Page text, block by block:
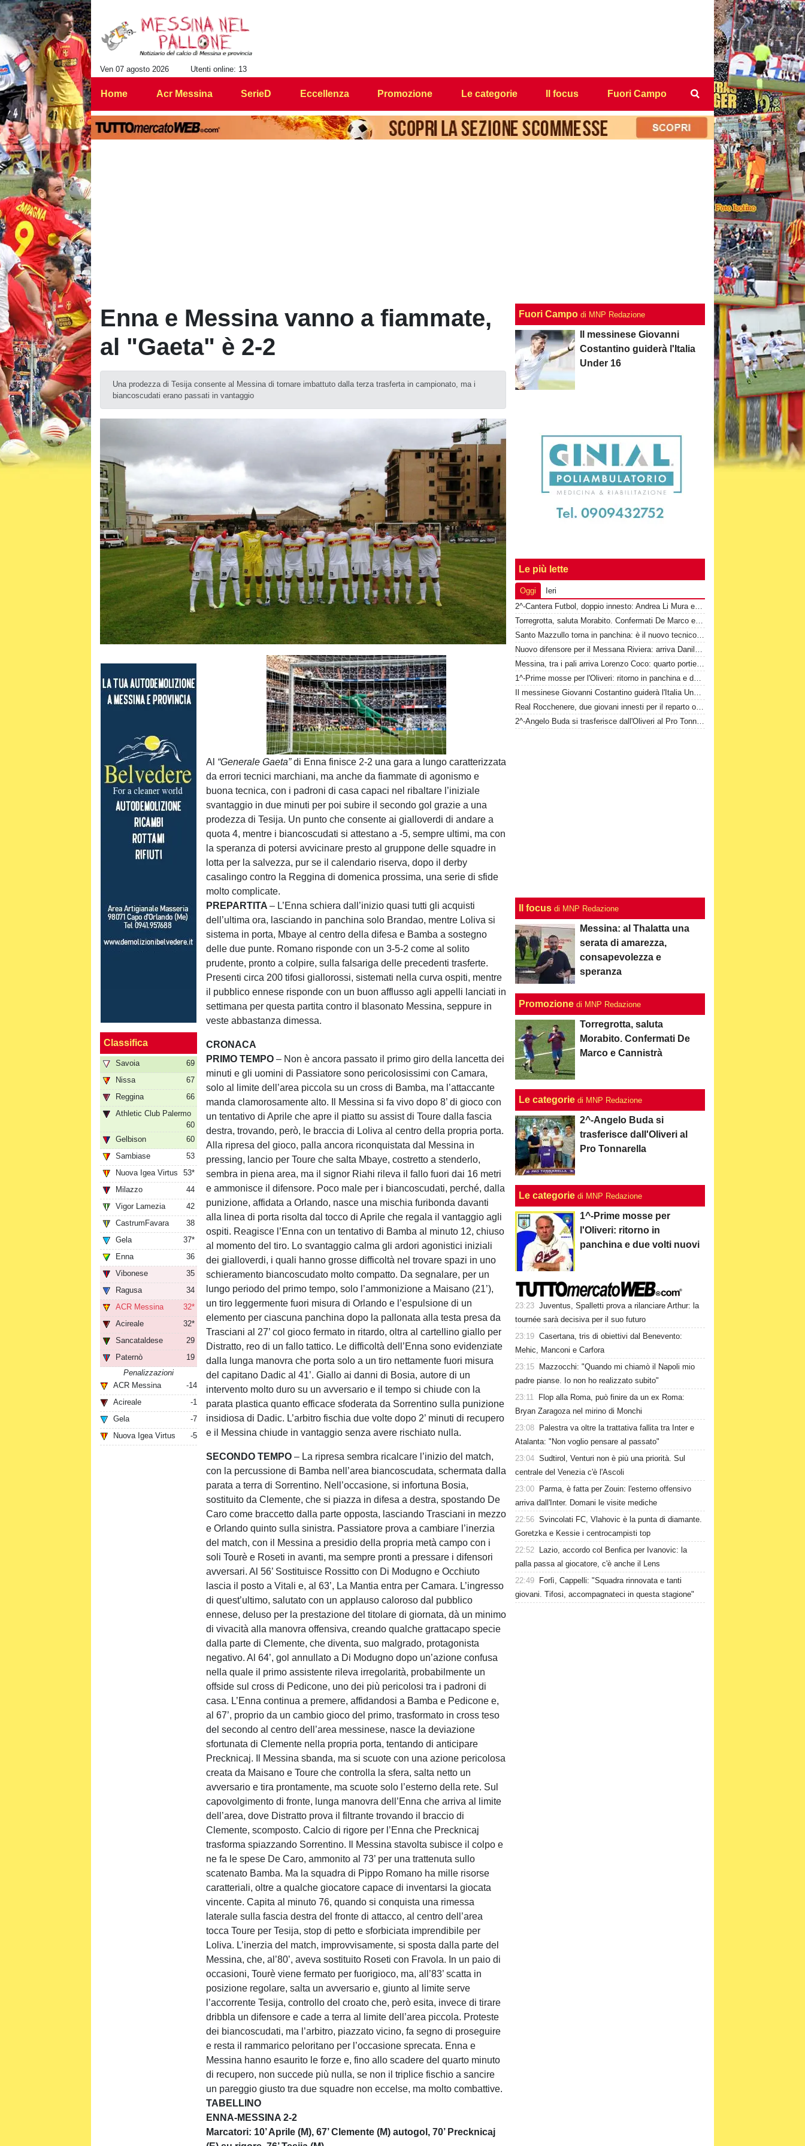
Ven 07 agosto 2026 Utenti online: 13
Home Acr Messina SerieD Eccellenza Promozione Le categorie Il focus Fuori Campo
Enna e Messina vanno a fiammate,
al "Gaeta" è 2-2
Una prodezza di Tesija consente al Messina di tornare imbattuto dalla terza trasferta in campionato, ma i
biancoscudati erano passati in vantaggio
Classifica
Savoia
69
Nissa
67
Reggina
66
Athletic Club Palermo
60
Gelbison
60
Sambiase
53
Nuova Igea Virtus
53*
Milazzo
44
Vigor Lamezia
42
CastrumFavara
38
Gela
37*
Enna
36
Vibonese
35
Ragusa
34
ACR Messina
32*
Acireale
32*
Sancataldese
29
Paternò
19
Penalizzazioni
ACR Messina
-14
Acireale
-1
Gela
-7
Nuova Igea Virtus
-5
Unmute
Loaded:
100.00%
Al “Generale Gaeta”di Enna finisce 2-2 una gara a lungo caratterizzata
da errori tecnici marchiani, ma anche da fiammate di agonismo e
buona tecnica, con i padroni di casa capaci nel ribaltare l’iniziale
svantaggio in due minuti per poi subire il secondo gol grazie a una
prodezza di Tesija. Un punto che consente ai gialloverdi di andare a
quota 4, mentre i biancoscudati si attestano a -5, sempre ultimi, ma con
la speranza di potersi avvicinare presto al gruppone delle squadre in
lotta per la salvezza, pur se il calendario riserva, dopo il derby
casalingo contro la Reggina di domenica prossima, una serie di sfide
molto complicate.
PREPARTITA– L’Enna schiera dall’inizio quasi tutti gli acquisti
dell’ultima ora, lasciando in panchina solo Brandao, mentre Loliva si
sistema in porta, Mbaye al centro della difesa e Bamba a sostegno
delle due punte. Romano risponde con un 3-5-2 come al solito
prudente, pronto a colpire, sulla falsariga delle precedenti trasferte.
Presenti circa 200 tifosi giallorossi, sistemati nella curva ospiti, mentre
il pubblico ennese risponde con un buon afflusso agli appelli lanciati in
settimana per questa partita contro il blasonato Messina, seppure in
veste abbastanza dimessa.
CRONACA
PRIMO TEMPO – Non è ancora passato il primo giro della lancetta dei
minuti e gli uomini di Passiatore sono pericolosissimi con Camara,
solo al limite dell’area piccola su un cross di Bamba, ma l’attaccante
manda clamorosamente alto. Il Messina si fa vivo dopo 8’ di gioco con
un tentativo di Aprile che apre il piatto su assist di Toure dalla fascia
destra, trovando, però, le braccia di Loliva al centro della propria porta.
Alla ripresa del gioco, palla ancora riconquistata dal Messina in
pressing, lancio per Toure che salta Mbaye, costretto a stenderlo,
sembra in piena area, ma il signor Riahi rileva il fallo fuori dai 16 metri
e ammonisce il difensore. Poco male per i biancoscudati, perché, dalla
punizione, affidata a Orlando, nasce una mischia furibonda davanti
alla linea di porta risolta dal tocco di Aprile che regala il vantaggio agli
ospiti. Reagisce l’Enna con un tentativo di Bamba al minuto 12, chiuso
al momento del tiro. Lo svantaggio calma gli ardori agonistici iniziali
dei gialloverdi, i quali hanno grosse difficoltà nel trovare spazi in uno
schieramento biancoscudato molto compatto. Da segnalare, per un
lungo periodo del primo tempo, solo l’ammonizione a Maisano (21’),
un tiro leggermente fuori misura di Orlando e l’espulsione di un
elemento per ciascuna panchina dopo la pallonata alla testa presa da
Trasciani al 27’ col gioco fermato in ritardo, oltra al cartellino giallo per
Distratto, reo di un fallo tattico. Le difficoltà dell’Enna sono evidenziate
dalla lunga manovra che porta solo a un tiro nettamente fuori misura
del capitano Dadic al 41’. Giallo ai danni di Bosia, autore di un
intervento molto duro su un avversario e il tempo si chiude con la
parata plastica quanto efficace sfoderata da Sorrentino sulla punizione
insidiosa di Dadic. L’arbitro fischia due volte dopo 2’ minuti di recupero
e il Messina chiude in vantaggio senza avere rischiato nulla.
SECONDO TEMPO – La ripresa sembra ricalcare l’inizio del match,
con la percussione di Bamba nell’area biancoscudata, schermata dalla
parata a terra di Sorrentino. Nell’occasione, si infortuna Bosia,
sostituito da Clemente, che si piazza in difesa a destra, spostando De
Caro come braccetto dalla parte opposta, lasciando Trasciani in mezzo
e Orlando quinto sulla sinistra. Passiatore prova a cambiare l’inerzia
del match, con il Messina a presidio della propria metà campo con i
soli Tourè e Roseti in avanti, ma sempre pronti a pressare i difensori
avversari. Al 56’ Sostituisce Rossitto con Di Modugno e Occhiuto
lascia il posto a Vitali e, al 63’, La Mantia entra per Camara. L’ingresso
di quest’ultimo, salutato con un applauso caloroso dal pubblico
ennese, deluso per la prestazione del titolare di giornata, dà un minimo
di vivacità alla manovra offensiva, creando qualche grattacapo specie
dalla parte di Clemente, che diventa, suo malgrado, protagonista
negativo. Al 64’, gol annullato a Di Modugno dopo un’azione confusa
nella quale il primo assistente rileva irregolarità, probabilmente un
offside sul cross di Pedicone, uno dei più pericolosi tra i padroni di
casa. L’Enna continua a premere, affidandosi a Bamba e Pedicone e,
al 67’, proprio da un cambio gioco del primo, trasformato in cross teso
del secondo al centro dell’area messinese, nasce la deviazione
sfortunata di Clemente nella propria porta, tentando di anticipare
Precknicaj. Il Messina sbanda, ma si scuote con una azione pericolosa
creata da Maisano e Toure che controlla la sfera, salta netto un
avversario e tira prontamente, ma scuote solo l’esterno della rete. Sul
capovolgimento di fronte, lunga manovra dell’Enna che arriva al limite
dell’area, dove Distratto prova il filtrante trovando il braccio di
Clemente, scomposto. Calcio di rigore per l’Enna che Precknicaj
trasforma spiazzando Sorrentino. Il Messina stavolta subisce il colpo e
ne fa le spese De Caro, ammonito al 73’ per una trattenuta sullo
scatenato Bamba. Ma la squadra di Pippo Romano ha mille risorse
caratteriali, oltre a qualche giocatore capace di inventarsi la giocata
vincente. Capita al minuto 76, quando si conquista una rimessa
laterale sulla fascia destra del fronte di attacco, al centro dell’area
tocca Toure per Tesija, stop di petto e sforbiciata imprendibile per
Loliva. L’inerzia del match, improvvisamente, si sposta dalla parte del
Messina, che, al’80’, aveva sostituito Roseti con Fravola. In un paio di
occasioni, Tourè viene fermato per fuorigioco, ma, all’83’ scatta in
posizione regolare, salta un avversario e, giunto al limite serve
l’accorrente Tesija, controllo del croato che, però esita, invece di tirare
dribbla un difensore e cade a terra al limite dell’area piccola. Proteste
dei biancoscudati, ma l’arbitro, piazzato vicino, fa segno di proseguire
e resta il rammarico peloritano per l’occasione sprecata. Enna e
Messina hanno esaurito le forze e, fino allo scadere del quarto minuto
di recupero, non succede più nulla, se non il triplice fischio a sancire
un pareggio giusto tra due squadre non eccelse, ma molto combattive.
TABELLINO
ENNA-MESSINA 2-2
Marcatori: 10’ Aprile (M), 67’ Clemente (M) autogol, 70’ Precknicaj
Fuori Campo di MNP Redazione
Il messinese Giovanni
Costantino guiderà l'Italia
Under 16
Le più lette
Oggi
Ieri
2^-Cantera Futbol, doppio innesto: Andrea Li Mura e Giuseppe Tomasello
Torregrotta, saluta Morabito. Confermati De Marco e Cannistrà
Santo Mazzullo torna in panchina: è il nuovo tecnico del Sant'Alessio Tre Torri
Nuovo difensore per il Messana Riviera: arriva Danilo Dama
Messina, tra i pali arriva Lorenzo Coco: quarto portiere 2008 della rosa
1^-Prime mosse per l'Oliveri: ritorno in panchina e due volti nuovi
Il messinese Giovanni Costantino guiderà l'Italia Under 16
Real Rocchenere, due giovani innesti per il reparto offensivo
2^-Angelo Buda si trasferisce dall'Oliveri al Pro Tonnarella
Il focus di MNP Redazione
Messina: al Thalatta una
serata di amarezza,
consapevolezza e
speranza
Promozione di MNP Redazione
Torregrotta, saluta
Morabito. Confermati De
Marco e Cannistrà
Le categorie di MNP Redazione
2^-Angelo Buda si
trasferisce dall'Oliveri al
Pro Tonnarella
Le categorie di MNP Redazione
1^-Prime mosse per
l'Oliveri: ritorno in
panchina e due volti nuovi
23:23 Juventus, Spalletti prova a rilanciare Arthur: la
tournée sarà decisiva per il suo futuro
23:19 Casertana, tris di obiettivi dal Benevento:
Mehic, Manconi e Carfora
23:15
Mazzocchi: "Quando mi chiamò il Napoli mio
padre pianse. Io non ho realizzato subito"
23:11
Flop alla Roma, può finire da un ex Roma:
Bryan Zaragoza nel mirino di Monchi
23:08
Palestra va oltre la trattativa fallita tra Inter e
Atalanta: "Non voglio pensare al passato"
23:04 Sudtirol, Venturi non è più una priorità. Sul
centrale del Venezia c'è l'Ascoli
23:00
Parma, è fatta per Zouin: l'esterno offensivo
arriva dall'Inter. Domani le visite mediche
22:56 Svincolati FC, Vlahovic è la punta di diamante.
Goretzka e Kessie i centrocampisti top
22:52
Lazio, accordo col Benfica per Ivanovic: la
palla passa al giocatore, c'è anche il Lens
22:49
Forlì, Cappelli: "Squadra rinnovata e tanti
giovani. Tifosi, accompagnateci in questa stagione"